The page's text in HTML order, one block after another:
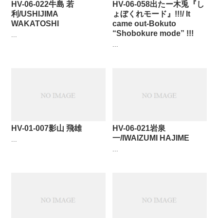
HV-06-022牛島 若
利/USHIJIMA
WAKATOSHI
...
HV-06-058出たー木兎『し
ょぼくれモード』!!!/ It
came out-Bokuto
“Shobokure mode” !!!
...
HV-01-007影山 飛雄
...
HV-06-021岩泉
一/IWAIZUMI HAJIME
...